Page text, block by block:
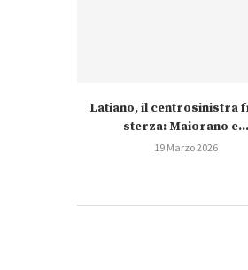
Latiano, il centrosinistra
sterza: Maiorano e...
19 Marzo 2026